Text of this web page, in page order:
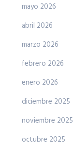
mayo 2026
abril 2026
marzo 2026
febrero 2026
enero 2026
diciembre 2025
noviembre 2025
octubre 2025